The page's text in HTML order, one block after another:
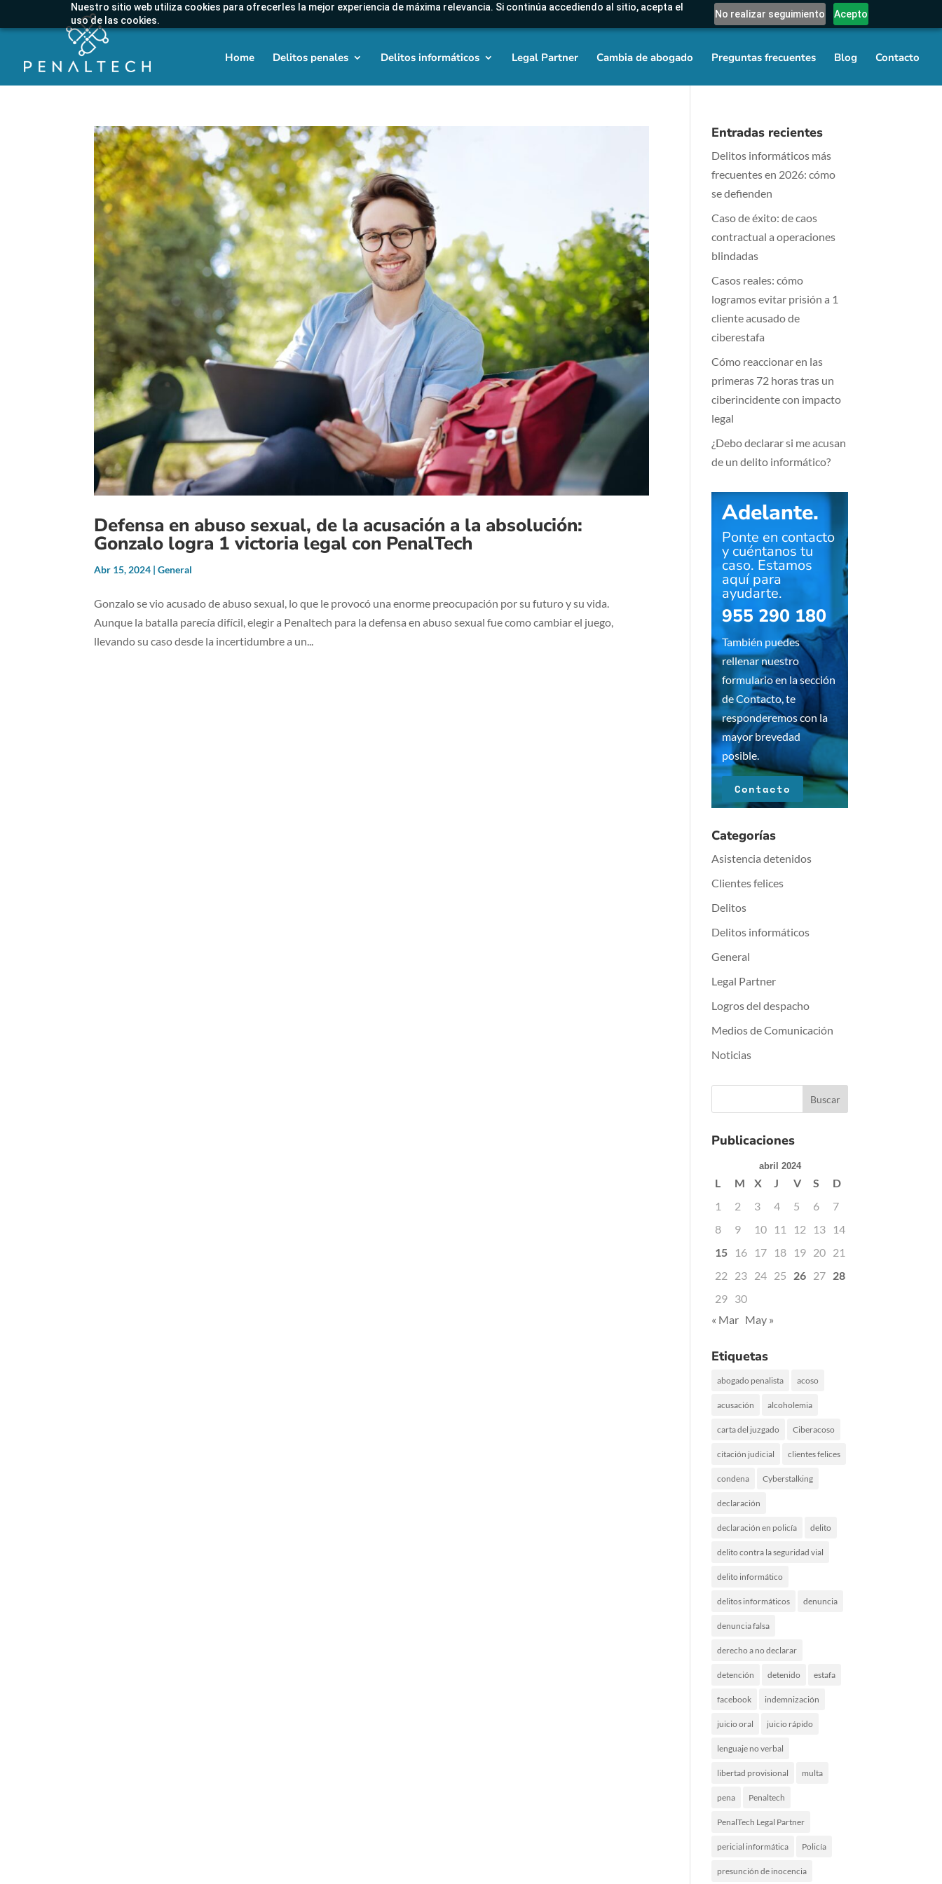
Nuestro sitio web utiliza cookies para ofrecerles la mejor experiencia de máxima relevancia. Si continúa accediendo al sitio, acepta el
uso de las cookies.
No realizar seguimiento Acepto
Home Delitos penales Delitos informáticos Legal Partner Cambia de abogado Preguntas frecuentes Blog Contacto
Defensa en abuso sexual, de la acusación a la absolución:
Gonzalo logra 1 victoria legal con PenalTech
Abr 15, 2024 |General
Gonzalo se vio acusado de abuso sexual, lo que le provocó una enorme preocupación por su futuro y su vida.
Aunque la batalla parecía difícil, elegir a Penaltech para la defensa en abuso sexual fue como cambiar el juego,
llevando su caso desde la incertidumbre a un...
Entradas recientes
Delitos informáticos más
frecuentes en 2026: cómo
se defienden
Caso de éxito: de caos
contractual a operaciones
blindadas
Casos reales: cómo
logramos evitar prisión a 1
cliente acusado de
ciberestafa
Cómo reaccionar en las
primeras 72 horas tras un
ciberincidente con impacto
legal
¿Debo declarar si me acusan
de un delito informático?
Adelante.
Ponte en contacto
y cuéntanos tu
caso. Estamos
aquí para
ayudarte.
955 290 180
También puedes
rellenar nuestro
formulario en la sección
de Contacto, te
responderemos con la
mayor brevedad
posible.
Contacto
Categorías
Asistencia detenidos
Clientes felices
Delitos
Delitos informáticos
General
Legal Partner
Logros del despacho
Medios de Comunicación
Noticias
Publicaciones
abril 2024
L M X J V S
D
1
2 3 4 5 6
7
8
9 10 11 12 13
14
15
16 17 18 19 20 21
22
23 24 25 26 27 28
29 30
« Mar May »
Etiquetas
abogado penalista acoso
acusación alcoholemia
carta del juzgado Ciberacoso
citación judicial clientes felices
condena Cyberstalking
declaración
declaración en policía delito
delito contra la seguridad vial
delito informático
delitos informáticos denuncia
denuncia falsa
derecho a no declarar
detención detenido estafa
facebook indemnización
juicio oral juicio rápido
lenguaje no verbal
libertad provisional multa
pena Penaltech
PenalTech Legal Partner
pericial informática Policía
presunción de inocencia